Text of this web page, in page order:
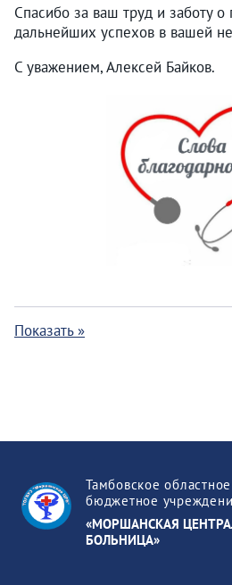
Спасибо за ваш труд и заботу
дальнейших успехов в вашей
С уважением, Алексей Байков.
Показать »
Тамбовское
бюджетное
«МОРШАНСКАЯ
БОЛЬНИЦА»